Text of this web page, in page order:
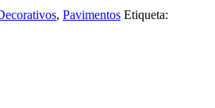
, Pavimentos Etiqueta: